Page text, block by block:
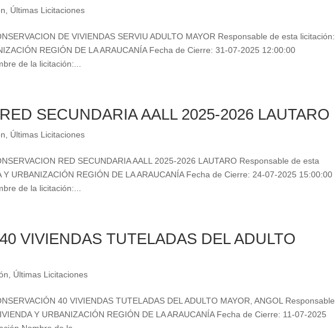
Últimas Licitaciones
DE VIVIENDAS SERVIU ADULTO MAYOR Responsable de esta licitación:
REGIÓN DE LA ARAUCANÍA Fecha de Cierre: 31-07-2025 12:00:00
de la licitación:...
SECUNDARIA AALL 2025-2026 LAUTARO
Últimas Licitaciones
RED SECUNDARIA AALL 2025-2026 LAUTARO Responsable de esta
Y URBANIZACIÓN REGIÓN DE LA ARAUCANÍA Fecha de Cierre: 24-07-2025 15:00:00
de la licitación:...
VIVIENDAS TUTELADAS DEL ADULTO
Últimas Licitaciones
40 VIVIENDAS TUTELADAS DEL ADULTO MAYOR, ANGOL Responsable
Y URBANIZACIÓN REGIÓN DE LA ARAUCANÍA Fecha de Cierre: 11-07-2025